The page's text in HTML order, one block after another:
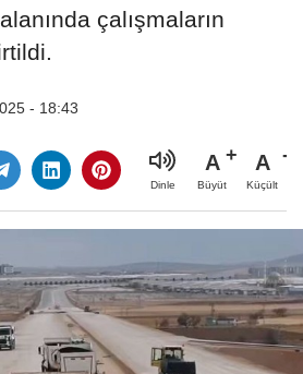
çalışmaların
- 18:43
Dinle
A
Büyüt
A
Küçült